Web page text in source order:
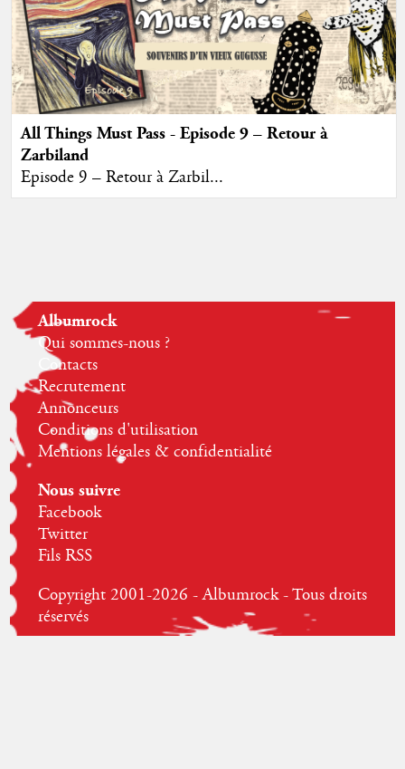
All Things Must Pass - Episode 9 – Retour à
Zarbiland
Episode 9 – Retour à Zarbil...
Albumrock
Qui sommes-nous ?
Contacts
Recrutement
Annonceurs
Conditions d'utilisation
Mentions légales & confidentialité
Nous suivre
Facebook
Twitter
Fils RSS
Copyright 2001-2026 - Albumrock - Tous droits
réservés